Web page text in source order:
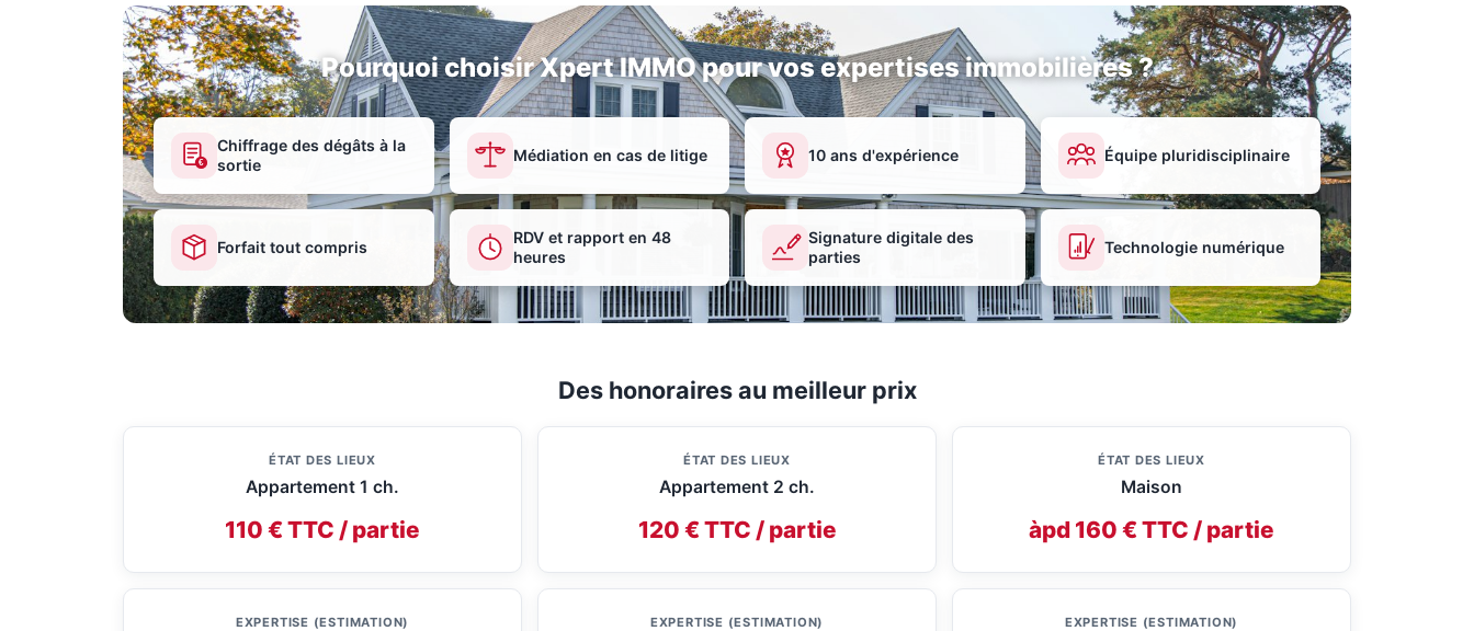
Pourquoi choisir Xpert IMMO pour vos expertises immobilières ?
€
Chiffrage des dégâts à la
sortie
Médiation en cas de litige 10 ans d'expérience Équipe pluridisciplinaire
Forfait tout compris
RDV et rapport en 48
heures
Signature digitale des
parties
Technologie numérique
Des honoraires au meilleur prix
ÉTAT DES LIEUX
Appartement 1 ch.
110 € TTC / partie
ÉTAT DES LIEUX
Appartement 2 ch.
120 € TTC / partie
ÉTAT DES LIEUX
Maison
àpd 160 € TTC / partie
EXPERTISE (ESTIMATION) EXPERTISE (ESTIMATION) EXPERTISE (ESTIMATION)